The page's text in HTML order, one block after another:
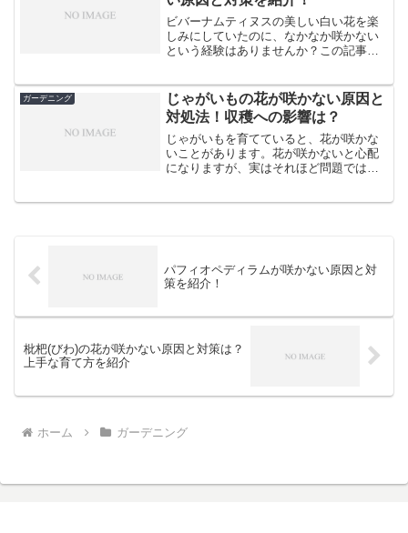
ビバーナムティヌスの美しい白い花を楽
しみにしていたのに、なかなか咲かない
という経験はありませんか？この記事で
します。適切な育て方を知ることで、毎
年美しい花を咲かせること...
ガーデニング
じゃがいもの花が咲かない原因と
対処法！収穫への影響は？
じゃがいもを育てていると、花が咲かな
いことがあります。花が咲かないと心配
になりますが、実はそれほど問題ではあ
パフィオペディラムが咲かない原因と対
策を紹介！
枇杷(びわ)の花が咲かない原因と対策は？
上手な育て方を紹介
ホーム ガーデニング